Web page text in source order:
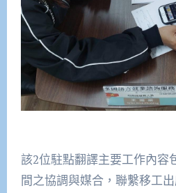
該2位駐點翻譯主要工作內容
間之協調與媒合，聯繫移工